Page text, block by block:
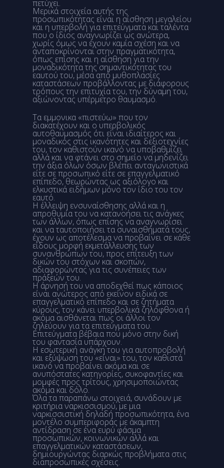
πετύχει.
Μερικά στοιχεία αυτής της
προσωπικότητας είναι η αίσθηση μεγαλείου
και η υπερβολή για επιτεύγματα και ταλέντα
που ο ίδιος αναγνωρίζει ως ανώτερα,
χωρίς όμως να έχουν καμία σχέση και να
ανταποκρίνονται στην πραγματικότητα,
όπως επίσης και η αίσθηση για την
μοναδικότητα της σημαντικότητας του
εαυτού του, μέσα από μυθοπλασίες
καταστάσεων προβάλλοντας με διάφορους
τρόπους την επιτυχία του, την δύναμη του,
αξιώνοντας υπέρμετρο θαυμασμό.
Τα εμμονικα «πιστεύω» που τον
διακατέχουν και ο υπερβολικός
αυτοθαυμασμός ότι είναι ιδιαίτερος και
μοναδικός στις ικανότητες και δεξιοτεχνίες
του, τον καθιστούν ικανό να υποβαθμίζει
αλλά και να φτάνει στο σημείο να μηδενίζει
την άξια όλων όσων βλέπει ανταγωνιστικά
είτε σε προσωπικό είτε σε επαγγελματικό
επίπεδο, θεωρώντας ως αξιόλογο και
ελκυστικά ειδήμων μόνο τον ίδιο του τον
εαυτό.
Η έλλειψη ενσυναίσθησης αλλά και η
απροθυμία του να κατανοήσει τις ανάγκες
των άλλων, όπως επίσης να αναγνωρίσει
και να ταυτοποιήσει τα συναισθήματά τους,
έχουν ως αποτέλεσμα να προβαίνει σε κάθε
είδους μορφή εκμετάλλευσης των
συνανθρώπων του, προς επίτευξη των
δικών του στόχων και σκοπών,
αδιαφορώντας για τις συνέπειες των
πράξεών του.
Η άρνησή του να αποδεχθεί πως κάποιος
είναι ανώτερος από εκείνον ειδικά σε
επαγγελματικό επίπεδο και σε ζητήματα
κύρους, τον κάνει υπερβολικά ζηλόφθονα ή
ακόμα αισθάνεται πως οι άλλοι τον
ζηλεύουν για τα επιτεύγματα του.
Επιτεύγματα βέβαια που μόνο στην δική
του φαντασία υπάρχουν.
Η εσωτερική ανάγκη του για αυτοπροβολή
και εξύψωση του «είναι» του, τον καθιστά
ικανό να προβαίνει ακόμα και σε
ανυπόστατες κατηγορίες, συκοφαντίες και
μομφές προς τρίτους, χρησιμοποιώντας
ακόμα και δόλο.
Όλα τα παραπάνω στοιχειά, συνάδουν με
κριτήρια ναρκισσισμού, με μια
ναρκισσιστική δηλαδή προσωπικότητα, ένα
μοντέλο συμπεριφοράς με άκαμπτη
αντίδραση σε ένα ευρύ φάσμα
προσωπικών, κοινωνικών αλλά και
επαγγελματικών καταστάσεων,
δημιουργώντας διαρκώς προβλήματα στις
διαπροσωπικές σχέσεις.